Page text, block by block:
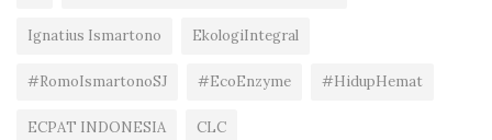
Ignatius Ismartono EkologiIntegral
#RomoIsmartonoSJ #EcoEnzyme #HidupHemat
ECPAT INDONESIA CLC